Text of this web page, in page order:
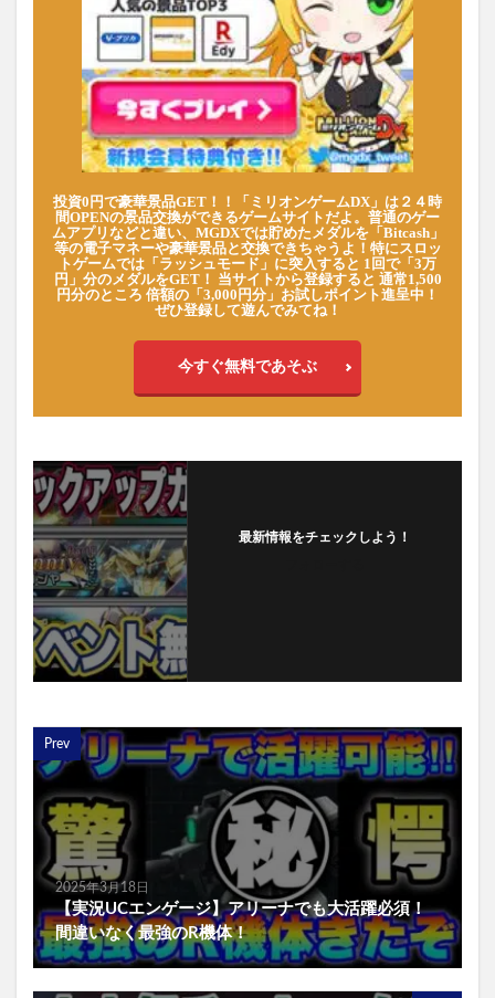
投資0円で豪華景品GET！！「ミリオンゲームDX」は２４時
間OPENの景品交換ができるゲームサイトだよ。普通のゲー
ムアプリなどと違い、MGDXでは貯めたメダルを「Bitcash」
等の電子マネーや豪華景品と交換できちゃうよ！特にスロッ
トゲームでは「ラッシュモード」に突入すると 1回で「3万
円」分のメダルをGET！ 当サイトから登録すると 通常1,500
円分のところ 倍額の「3,000円分」お試しポイント進呈中！
ぜひ登録して遊んでみてね！
今すぐ無料であそぶ
最新情報をチェックしよう！
Prev
2025年3月18日
【実況UCエンゲージ】アリーナでも大活躍必須！
間違いなく最強のR機体！